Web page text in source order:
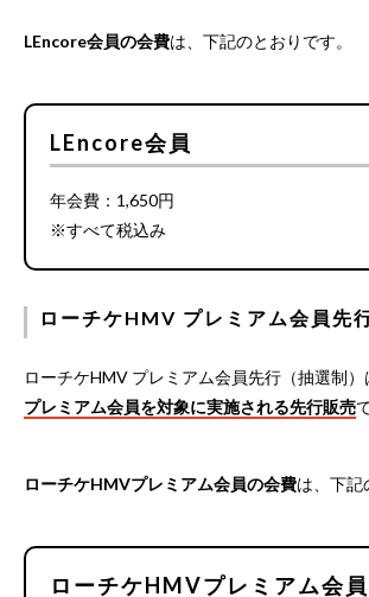
LEncore会員の会費は、下記のとおりです。
LEncore会員
年会費：1,650円
※すべて税込み
ローチケHMV プレミアム会員先
ローチケHMV プレミアム会員先行（抽選制）
プレミアム会員を対象に実施される先行販売
ローチケHMVプレミアム会員の会費は、下記
ローチケHMVプレミアム会員